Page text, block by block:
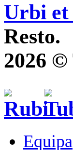
Urbi
Resto.
2026 ©
Equipa